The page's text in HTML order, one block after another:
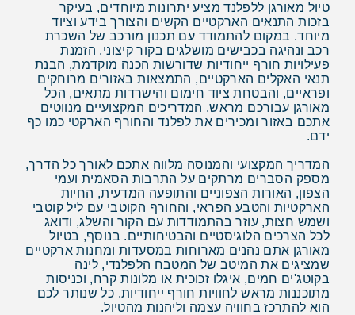
טיול מאורגן ללפלנד מציע יתרונות מיוחדים, בעיקר
בזכות התנאים הארקטיים הקשים והצורך בידע וציוד
מיוחד. במקום להתמודד עם תכנון מורכב של השכרת
רכב ונהיגה בכבישים מושלגים בקור קיצוני, הזמנת
פעילויות חורף ייחודיות שדורשות הכנה מוקדמת, הבנת
תנאי האקלים הארקטיים, התמצאות באזורים מרוחקים
ופראיים, והבטחת ציוד חימום והישרדות מתאים, הכל
מאורגן עבורכם מראש. המדריכים המקצועיים מנווטים
אתכם באזור ומכירים את לפלנד והחורף הארקטי כמו כף
ידם.
המדריך המקצועי והמנוסה מלווה אתכם לאורך כל הדרך,
מספק הסברים מרתקים על התרבות הסאמית ועמי
הצפון, האורות הצפוניים והתופעה המדעית, החיות
הארקטיות והטבע הפראי, והחורף הקוטבי עם ליל קוטבי
ושמש חצות, עוזר בהתמודדות עם הקור והשלג, ודואג
לכל הצרכים הלוגיסטיים והבטיחותיים. בנוסף, בטיול
מאורגן אתם נהנים מארוחות במסעדות ומחנות ארקטיים
שמציגים את המיטב של המטבח הלפלנדי, לינה
בקוטג'ים חמים, איגלו זכוכית או מלונות קרח, וכניסות
מתוכננות מראש לחוויות חורף ייחודיות. כל שנותר לכם
הוא להתרכז בחוויה עצמה וליהנות מהטיול.